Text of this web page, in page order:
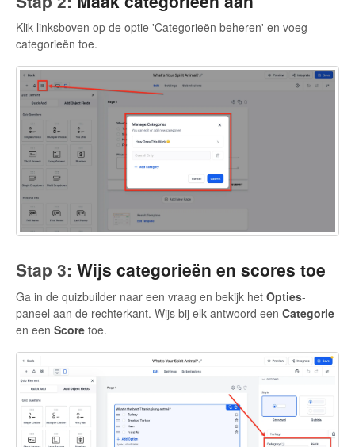
Klik linksboven op de optie 'Categorieën beheren' en voeg
categorieën toe.
Stap 3: Wijs categorieën en scores toe
Ga in de quizbuilder naar een vraag en bekijk het Opties-
paneel aan de rechterkant. Wijs bij elk antwoord een Categorie
en een Score toe.